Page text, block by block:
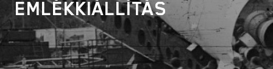
EMLÉKKIÁLLÍTÁS